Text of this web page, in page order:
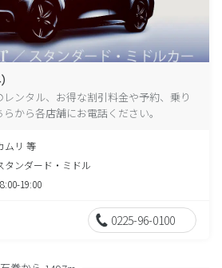
ンタル、お得な割引料金や予約、乗り
から各店舗にお電話ください。
ムリ 等
タンダード・ミドル
19:00
0225-96-0100